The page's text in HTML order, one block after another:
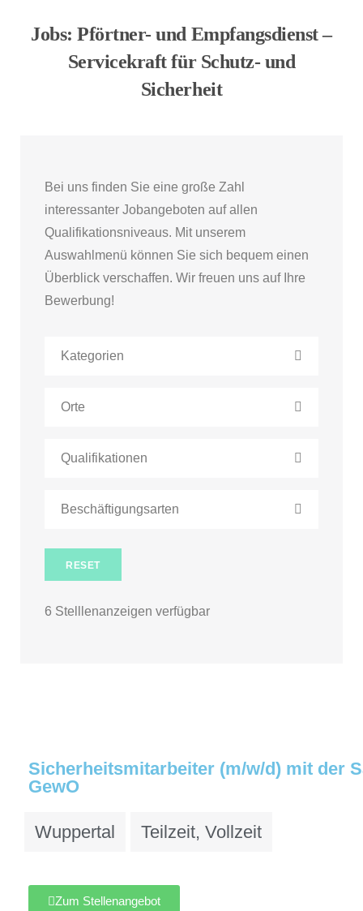
Jobs: Pförtner- und Empfangsdienst –
Servicekraft für Schutz- und
Sicherheit
Bei uns finden Sie eine große Zahl
interessanter Jobangeboten auf allen
Qualifikationsniveaus. Mit unserem
Auswahlmenü können Sie sich bequem einen
Überblick verschaffen. Wir freuen uns auf Ihre
Bewerbung!
Kategorien
Orte
Qualifikationen
Beschäftigungsarten
RESET
6 Stelllenanzeigen verfügbar
Sicherheitsmitarbeiter (m/w/d) mit der
GewO
Wuppertal Teilzeit, Vollzeit
Zum Stellenangebot